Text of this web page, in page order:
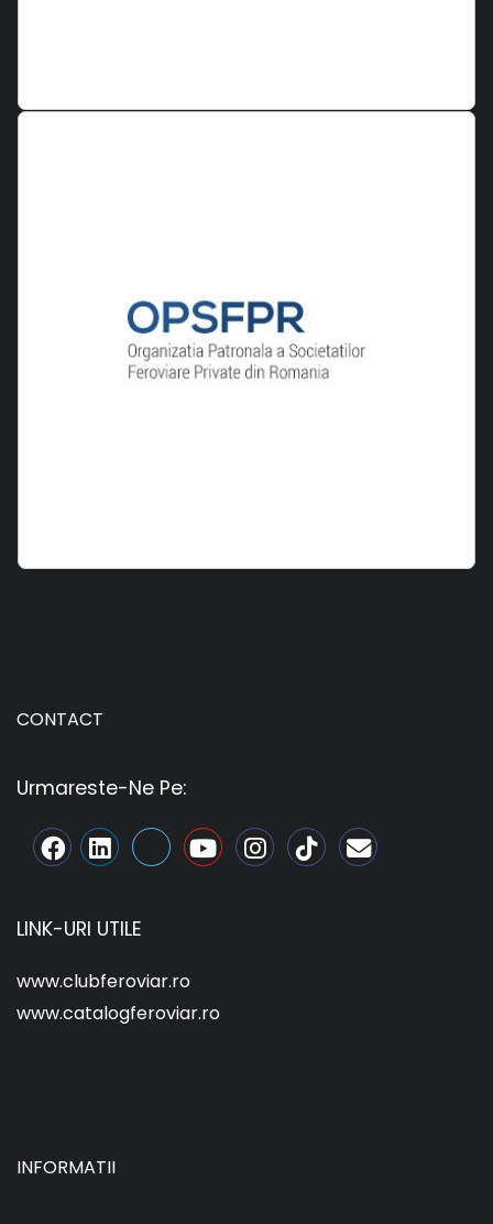
CONTACT
Urmareste-Ne Pe:
LINK-URI UTILE
www.clubferoviar.ro
www.catalogferoviar.ro
INFORMATII